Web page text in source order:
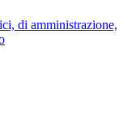
di amministrazione,